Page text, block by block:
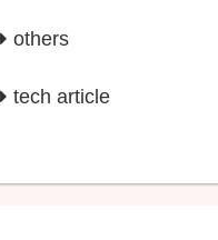
others
tech article